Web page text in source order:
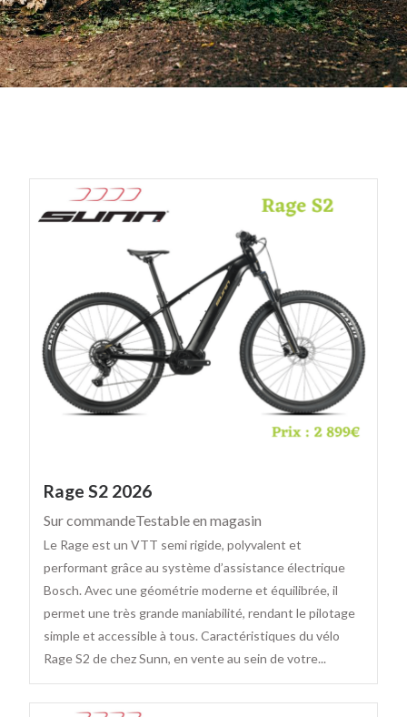
Rage S2 2026
Sur commandeTestable en magasin
Le Rage est un VTT semi rigide, polyvalent et
performant grâce au système d’assistance électrique
Bosch. Avec une géométrie moderne et équilibrée, il
permet une très grande maniabilité, rendant le pilotage
simple et accessible à tous. Caractéristiques du vélo
Rage S2 de chez Sunn, en vente au sein de votre...